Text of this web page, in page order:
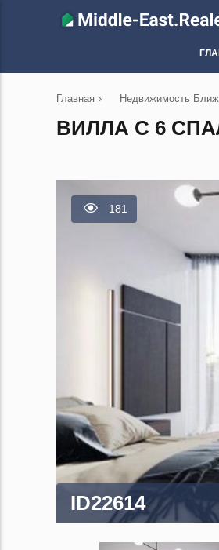
Главная › Недвижимость
ВИЛЛА С 6
181
ID22614